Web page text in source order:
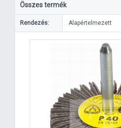
Összes termék
Rendezés: Alapértelmezett